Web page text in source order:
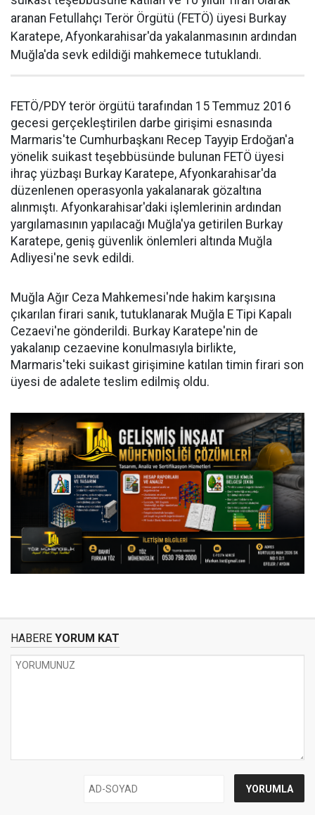
aranan Fetullahçı Terör Örgütü (FETÖ) üyesi Burkay
Karatepe, Afyonkarahisar'da yakalanmasının ardından
Muğla'da sevk edildiği mahkemece tutuklandı.
FETÖ/PDY terör örgütü tarafından 15 Temmuz 2016
gecesi gerçekleştirilen darbe girişimi esnasında
Marmaris'te Cumhurbaşkanı Recep Tayyip Erdoğan'a
yönelik suikast teşebbüsünde bulunan FETÖ üyesi
ihraç yüzbaşı Burkay Karatepe, Afyonkarahisar'da
düzenlenen operasyonla yakalanarak gözaltına
alınmıştı. Afyonkarahisar'daki işlemlerinin ardından
yargılamasının yapılacağı Muğla'ya getirilen Burkay
Karatepe, geniş güvenlik önlemleri altında Muğla
Adliyesi'ne sevk edildi.
Muğla Ağır Ceza Mahkemesi'nde hakim karşısına
çıkarılan firari sanık, tutuklanarak Muğla E Tipi Kapalı
Cezaevi'ne gönderildi. Burkay Karatepe'nin de
yakalanıp cezaevine konulmasıyla birlikte,
Marmaris'teki suikast girişimine katılan timin firari son
üyesi de adalete teslim edilmiş oldu.
HABERE YORUM KAT